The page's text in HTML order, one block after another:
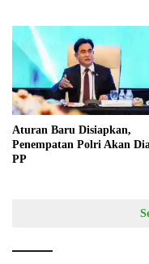
Aturan Baru Disiapkan,
Penempatan Polri Akan
PP